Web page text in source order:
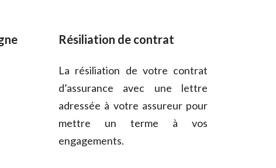
Résiliation de contrat
La résiliation de votre contrat
d’assurance avec une lettre
adressée à votre assureur pour
mettre un terme à vos
engagements.